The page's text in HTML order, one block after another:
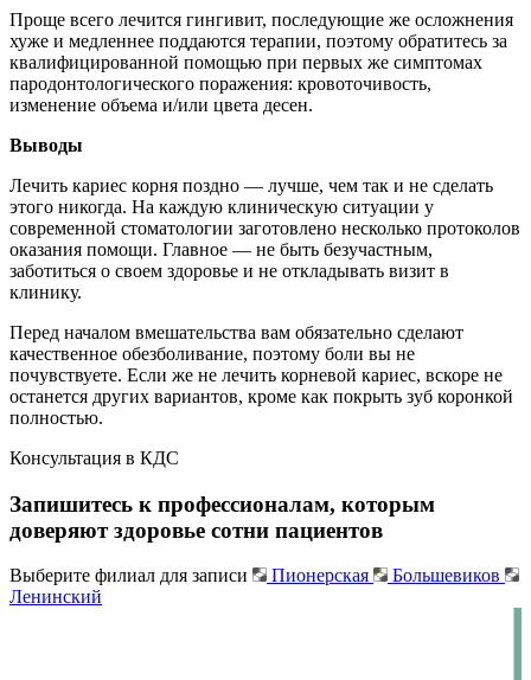
Проще всего лечится гингивит, последующие же осложнения
хуже и медленнее поддаются терапии, поэтому обратитесь за
квалифицированной помощью при первых же симптомах
пародонтологического поражения: кровоточивость,
изменение объема и/или цвета десен.
Выводы
Лечить кариес корня поздно — лучше, чем так и не сделать
этого никогда. На каждую клиническую ситуации у
современной стоматологии заготовлено несколько протоколов
оказания помощи. Главное — не быть безучастным,
заботиться о своем здоровье и не откладывать визит в
клинику.
Перед началом вмешательства вам обязательно сделают
качественное обезболивание, поэтому боли вы не
почувствуете. Если же не лечить корневой кариес, вскоре не
останется других вариантов, кроме как покрыть зуб коронкой
полностью.
Консультация в КДС
Запишитесь к профессионалам, которым
доверяют здоровье сотни пациентов
Выберите филиал для записи Пионерская
Большевиков
Ленинский